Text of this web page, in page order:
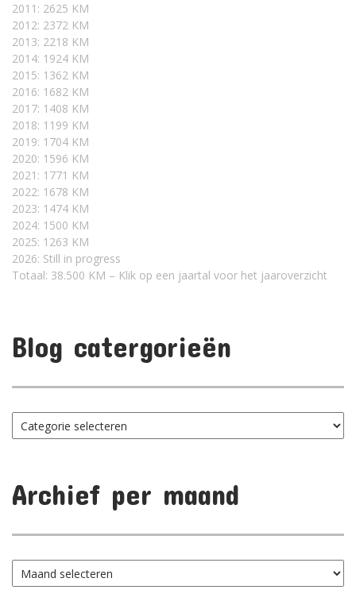
2011: 2625 KM
2012: 2372 KM
2013: 2218 KM
2014: 1924 KM
2015: 1362 KM
2016: 1682 KM
2017: 1408 KM
2018: 1199 KM
2019: 1704 KM
2020: 1596 KM
2021: 1771 KM
2022: 1678 KM
2023: 1474 KM
2024: 1500 KM
2025: 1263 KM
2026: Still in progress
Totaal: 38.500 KM – Klik op een jaartal voor het jaaroverzicht
Blog catergorieën
Blog
catergorieën
Archief per maand
Archief
per